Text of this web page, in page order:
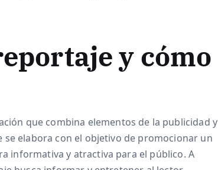
y cómo
que combina elementos de la publicidad y
elabora con el objetivo de promocionar un
informativa y atractiva para el público. A